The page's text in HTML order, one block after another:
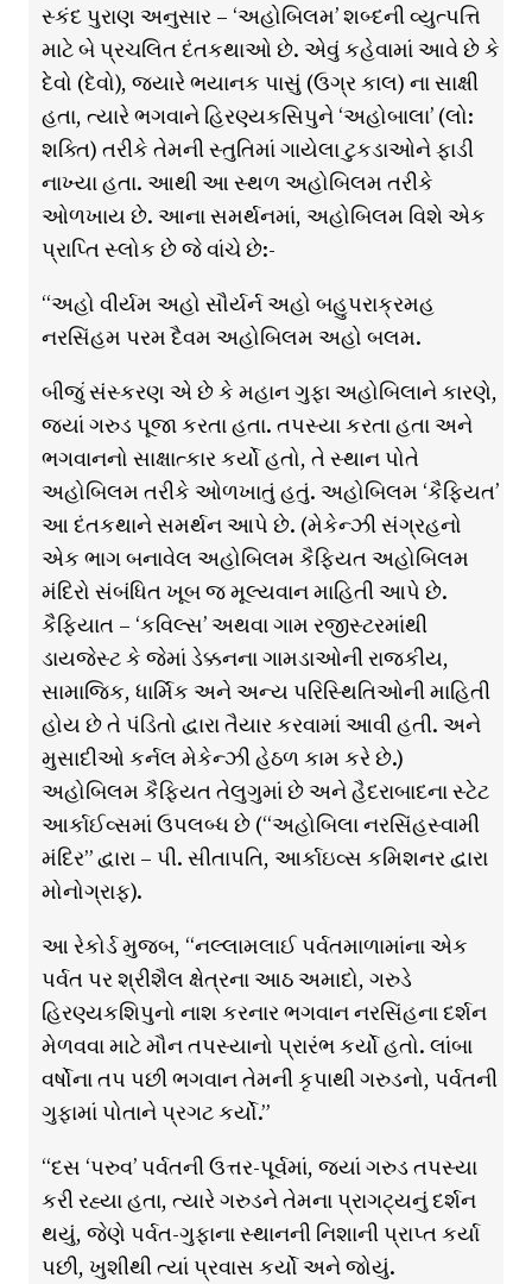
સ્કંદ પુરાણ અનુસાર – ‘અહોબિલમ’ શબ્દની વ્યુત્પત્તિ
માટે બે પ્રચલિત દંતકથાઓ છે. એવું કહેવામાં આવે છે કે
દેવો (દેવો), જ્યારે ભયાનક પાસું (ઉગ્ર કાલ) ના સાક્ષી
હતા, ત્યારે ભગવાને હિરણ્યકસિપુને ‘અહોબાલા’ (લો:
શક્તિ) તરીકે તેમની સ્તુતિમાં ગાયેલા ટુકડાઓને ફાડી
નાખ્યા હતા. આથી આ સ્થળ અહોબિલમ તરીકે
ઓળખાય છે. આના સમર્થનમાં, અહોબિલમ વિશે એક
પ્રાપ્તિ સ્લોક છે જે વાંચે છે:-
“અહો વીર્યમ અહો સૌર્યર્ન અહો બહુપરાક્રમહ
નરસિંહમ પરમ દૈવમ અહોબિલમ અહો બલમ.
બીજું સંસ્કરણ એ છે કે મહાન ગુફા અહોબિલાને કારણે,
જ્યાં ગરુડ પૂજા કરતા હતા. તપસ્યા કરતા હતા અને
ભગવાનનો સાક્ષાત્કાર કર્યો હતો, તે સ્થાન પોતે
અહોબિલમ તરીકે ઓળખાતું હતું. અહોબિલમ ‘કૈફિયત’
આ દંતકથાને સમર્થન આપે છે. (મેકેન્ઝી સંગ્રહનો
એક ભાગ બનાવેલ અહોબિલમ કૈફિયત અહોબિલમ
મંદિરો સંબંધિત ખૂબ જ મૂલ્યવાન માહિતી આપે છે.
કૈફિયાત – ‘કવિલ્સ’ અથવા ગામ રજીસ્ટરમાંથી
ડાયજેસ્ટ કે જેમાં ડેક્કનના ​​ગામડાઓની રાજકીય,
સામાજિક, ધાર્મિક અને અન્ય પરિસ્થિતિઓની માહિતી
હોય છે તે પંડિતો દ્વારા તૈયાર કરવામાં આવી હતી. અને
મુસાદીઓ કર્નલ મેકેન્ઝી હેઠળ કામ કરે છે.)
અહોબિલમ કૈફિયત તેલુગુમાં છે અને હૈદરાબાદના સ્ટેટ
આર્કાઈવ્સમાં ઉપલબ્ધ છે (“અહોબિલા નરસિંહસ્વામી
મંદિર” દ્વારા – પી. સીતાપતિ, આર્કાઇવ્સ કમિશનર દ્વારા
મોનોગ્રાફ).
આ રેકોર્ડ મુજબ, “નલ્લામલાઈ પર્વતમાળામાંના એક
પર્વત પર શ્રીશૈલ ક્ષેત્રના આઠ અમાદો, ગરુડે
હિરણ્યકશિપુનો નાશ કરનાર ભગવાન નરસિંહના દર્શન
મેળવવા માટે મૌન તપસ્યાનો પ્રારંભ કર્યો હતો. લાંબા
વર્ષોના તપ પછી ભગવાન તેમની કૃપાથી ગરુડનો, પર્વતની
ગુફામાં પોતાને પ્રગટ કર્યો.”
“દસ ‘પરુવ’ પર્વતની ઉત્તર-પૂર્વમાં, જ્યાં ગરુડ તપસ્યા
કરી રહ્યા હતા, ત્યારે ગરુડને તેમના પ્રાગટ્યનું દર્શન
થયું, જેણે પર્વત-ગુફાના સ્થાનની નિશાની પ્રાપ્ત કર્યા
પછી, ખુશીથી ત્યાં પ્રવાસ કર્યો અને જોયું.